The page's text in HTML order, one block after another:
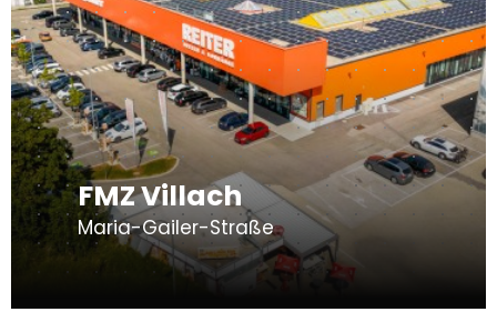
FMZ Villach
Maria-Gailer-Straße